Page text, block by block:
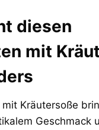
diesen
mit
Kräutersoße
Geschmack